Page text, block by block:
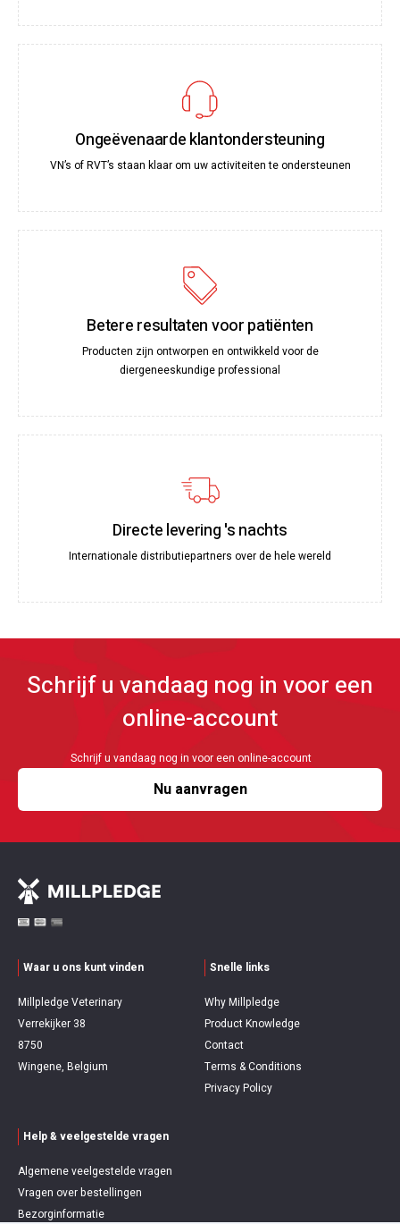
Ongeëvenaarde klantondersteuning
VN’s of RVT’s staan klaar om uw activiteiten te ondersteunen
Betere resultaten voor patiënten
Producten zijn ontworpen en ontwikkeld voor de
diergeneeskundige professional
Directe levering 's nachts
Internationale distributiepartners over de hele wereld
Schrijf u vandaag nog in voor een
online-account
Schrijf u vandaag nog in voor een online-account
Nu aanvragen
Waar u ons kunt vinden
Millpledge Veterinary
Verrekijker 38
8750
Wingene, Belgium
Snelle links
Why Millpledge
Product Knowledge
Contact
Terms & Conditions
Privacy Policy
Help & veelgestelde vragen
Algemene veelgestelde vragen
Vragen over bestellingen
Bezorginformatie